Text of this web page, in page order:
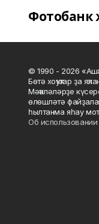
Фотобанк
© 1990 - 2026
Бөтә хоҡуҡтар ҙа
Мәҡәләләрҙе
өлөшләтә
һылтанма яһау
Об